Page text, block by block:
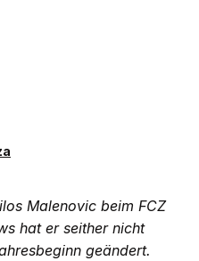
Malenovic beim FCZ
hat er seither nicht
geändert.